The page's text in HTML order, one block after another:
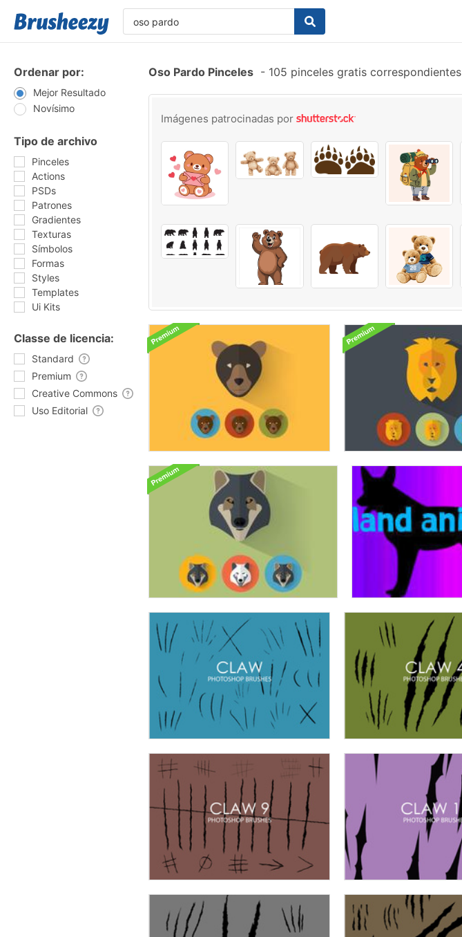
Ordenar por:
Mejor Resultado
Novísimo
Tipo de archivo
Pinceles
Actions
PSDs
Patrones
Gradientes
Texturas
Símbolos
Formas
Styles
Templates
Ui Kits
Classe de licencia:
Standard
Premium
Creative Commons
Uso Editorial
Oso Pardo Pinceles - 105 pinceles gratis correspondientes
Imágenes patrocinadas por